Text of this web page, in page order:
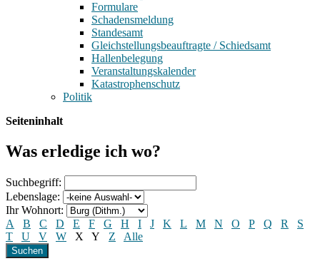
Formulare
Schadensmeldung
Standesamt
Gleichstellungsbeauftragte / Schiedsamt
Hallenbelegung
Veranstaltungskalender
Katastrophenschutz
Politik
Seiteninhalt
Was erledige ich wo?
Suchbegriff:
Lebenslage:
Ihr Wohnort:
A
B C D E F G H I J K L M N O P Q R
S
T
U V W X Y Z Alle